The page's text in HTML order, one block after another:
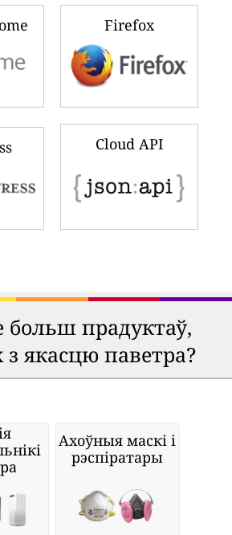
Firefox
Cloud API
прадуктаў,
з якасцю паветра?
Ахоўныя маскі і
рэспіратары